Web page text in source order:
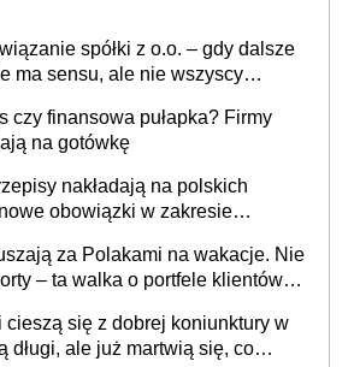
spółki z o.o. – gdy dalsze
ma sensu, ale nie wszyscy
czy finansowa pułapka? Firmy
na gotówkę
nakładają na polskich
obowiązki w zakresie
za Polakami na wakacje. Nie
– ta walka o portfele klientów
cieszą się z dobrej koniunktury w
długi, ale już martwią się, co